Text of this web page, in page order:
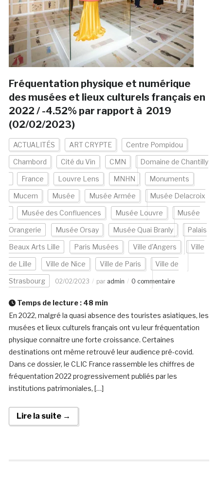
Fréquentation physique et numérique
des musées et lieux culturels français en
2022 / -4.52% par rapport à 2019
(02/02/2023)
ACTUALITÉS ART CRYPTE Centre Pompidou
Chambord Cité du Vin CMN Domaine de Chantilly
France Louvre Lens MNHN Monuments
Mucem Musée Musée Armée Musée Delacroix
Musée des Confluences Musée Louvre Musée
Orangerie Musée Orsay Musée Quai Branly Palais
Beaux Arts Lille Paris Musées Ville d'Angers Ville
de Lille Ville de Nice Ville de Paris Ville de
Strasbourg 02/02/2023 par admin 0 commentaire
Temps de lecture : 48 min
En 2022, malgré la quasi absence des touristes asiatiques, les
musées et lieux culturels français ont vu leur fréquentation
physique connaitre une forte croissance. Certaines
destinations ont même retrouvé leur audience pré-covid.
Dans ce dossier, le CLIC France rassemble les chiffres de
fréquentation 2022 progressivement publiés par les
institutions patrimoniales, […]
Lire la suite →